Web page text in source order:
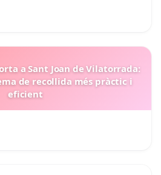
a Sant Joan de Vilatorrada:
de recollida més pràctic i
eficient